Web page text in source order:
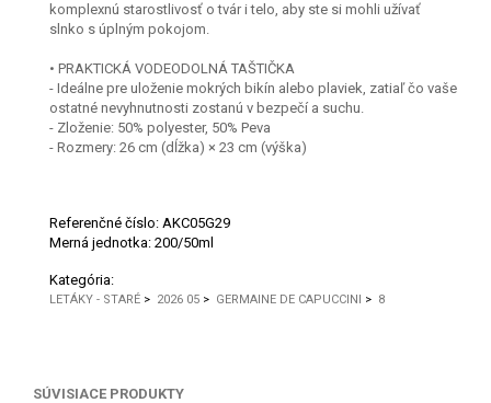
komplexnú starostlivosť o tvár i telo, aby ste si mohli užívať
slnko s úplným pokojom.
• PRAKTICKÁ VODEODOLNÁ TAŠTIČKA
- Ideálne pre uloženie mokrých bikín alebo plaviek, zatiaľ čo vaše
ostatné nevyhnutnosti zostanú v bezpečí a suchu.
- Zloženie: 50% polyester, 50% Peva
- Rozmery: 26 cm (dĺžka) × 23 cm (výška)
Referenčné číslo: AKC05G29
Merná jednotka: 200/50ml
Kategória:
LETÁKY - STARÉ > 2026 05 > GERMAINE DE CAPUCCINI > 8
SÚVISIACE PRODUKTY